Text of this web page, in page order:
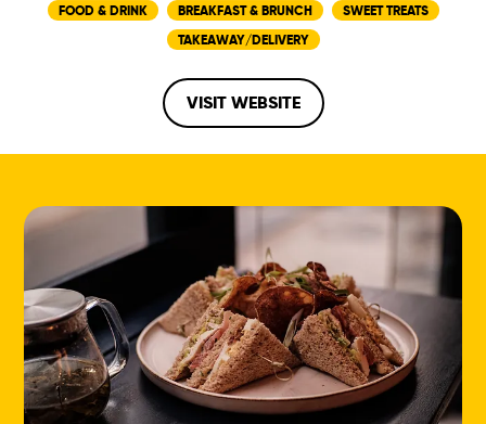
FOOD & DRINK BREAKFAST & BRUNCH
SWEET TREATS
TAKEAWAY/DELIVERY
VISIT WEBSITE